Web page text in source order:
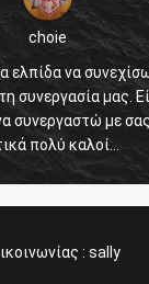
choie
ελπίδα να
συνεργασία μας.
συνεργαστώ με
πολύ καλοί
και μας
: sally